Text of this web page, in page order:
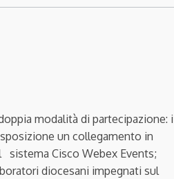
modalità di partecipazione: i
un collegamento in
sistema Cisco Webex Events;
diocesani impegnati sul